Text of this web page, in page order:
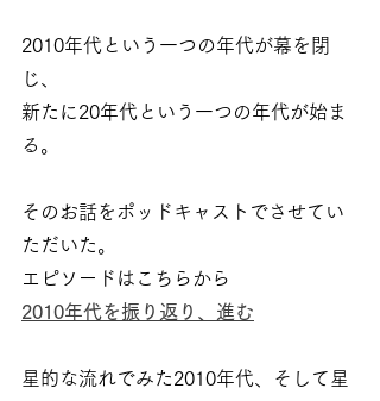
2010年代という一つの年代が幕を閉
じ、
新たに20年代という一つの年代が始ま
る。
そのお話をポッドキャストでさせてい
ただいた。
エピソードはこちらから
2010年代を振り返り、進む
星的な流れでみた2010年代、そして星